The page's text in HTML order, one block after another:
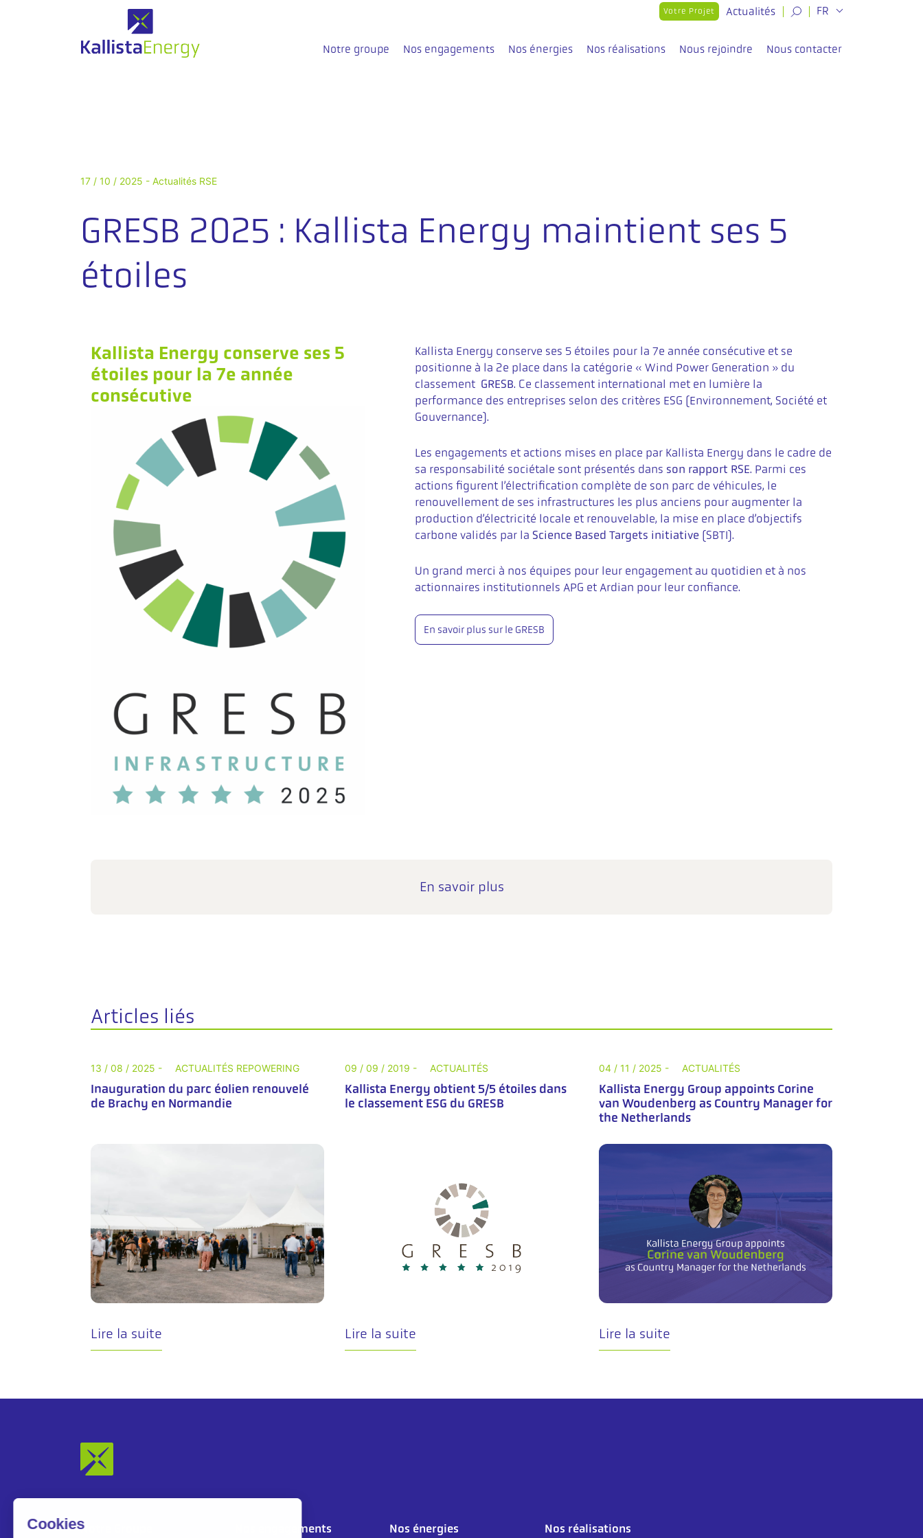
Votre Projet Actualités FR
Notre groupe Nos engagements Nos énergies Nos réalisations Nous rejoindre Nous contacter
17 / 10 / 2025 - Actualités RSE
GRESB 2025 : Kallista Energy maintient ses 5
étoiles
Kallista Energy conserve ses 5
étoiles pour la 7e année
consécutive
Kallista Energy conserve ses 5 étoiles pour la 7e année consécutive et se
positionne à la 2e place dans la catégorie « Wind Power Generation » du
classement GRESB. Ce classement international met en lumière la
performance des entreprises selon des critères ESG (Environnement, Société et
Gouvernance).
Les engagements et actions mises en place par Kallista Energy dans le cadre de
sa responsabilité sociétale sont présentés dans son rapport RSE. Parmi ces
actions figurent l’électrification complète de son parc de véhicules, le
renouvellement de ses infrastructures les plus anciens pour augmenter la
production d’électricité locale et renouvelable, la mise en place d’objectifs
carbone validés par la Science Based Targets initiative (SBTI).
Un grand merci à nos équipes pour leur engagement au quotidien et à nos
actionnaires institutionnels APG et Ardian pour leur confiance.
En savoir plus sur le GRESB
En savoir plus
Articles liés
13 / 08 / 2025 - ACTUALITÉS REPOWERING
Inauguration du parc éolien renouvelé
de Brachy en Normandie
Lire la suite
09 / 09 / 2019 - ACTUALITÉS
Kallista Energy obtient 5/5 étoiles dans
le classement ESG du GRESB
Lire la suite
04 / 11 / 2025 - ACTUALITÉS
Kallista Energy Group appoints Corine
van Woudenberg as Country Manager for
the Netherlands
Lire la suite
Notre Groupe Nos engagements Nos énergies Nos réalisations